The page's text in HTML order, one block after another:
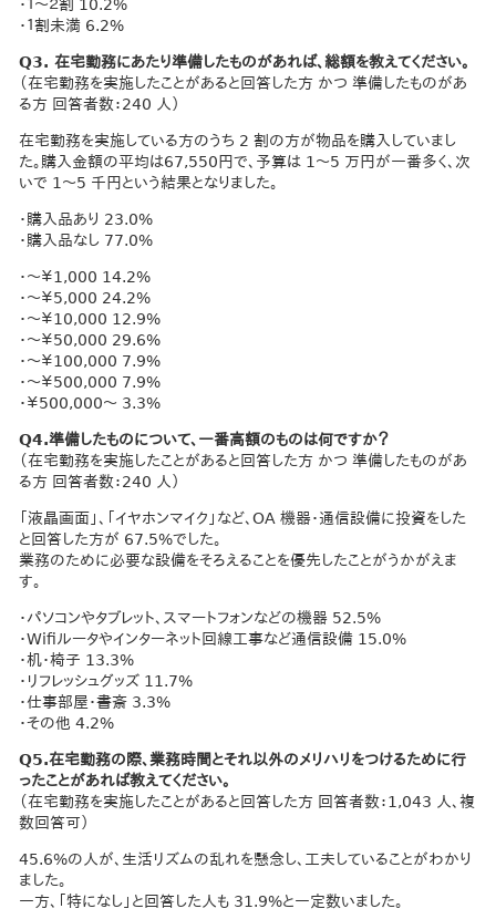
・１～２割 10.2%
・１割未満 6.2%
Q3. 在宅勤務にあたり準備したものがあれば、総額を教えてください。
（在宅勤務を実施したことがあると回答した方 かつ 準備したものがあ
る方 回答者数：240 人）
在宅勤務を実施している方のうち 2 割の方が物品を購入していまし
た。購入金額の平均は67,550円で、予算は 1～5 万円が一番多く、次
いで 1～5 千円という結果となりました。
・購入品あり 23.0%
・購入品なし 77.0%
・～￥1,000 14.2%
・～￥5,000 24.2%
・～￥10,000 12.9%
・～￥50,000 29.6%
・～￥100,000 7.9%
・～￥500,000 7.9%
・￥500,000～ 3.3%
Q4.準備したものについて、一番高額のものは何ですか？
（在宅勤務を実施したことがあると回答した方 かつ 準備したものがあ
る方 回答者数：240 人）
「液晶画面」、「イヤホンマイク」など、OA 機器・通信設備に投資をした
と回答した方が 67.5%でした。
業務のために必要な設備をそろえることを優先したことがうかがえま
す。
・パソコンやタブレット、スマートフォンなどの機器 52.5%
・Wifiルータやインターネット回線工事など通信設備 15.0%
・机・椅子 13.3%
・リフレッシュグッズ 11.7%
・仕事部屋・書斎 3.3%
・その他 4.2%
Q5.在宅勤務の際、業務時間とそれ以外のメリハリをつけるために行
ったことがあれば教えてください。
（在宅勤務を実施したことがあると回答した方 回答者数：1,043 人、複
数回答可）
45.6%の人が、生活リズムの乱れを懸念し、工夫していることがわかり
ました。
一方、「特になし」と回答した人も 31.9%と一定数いました。